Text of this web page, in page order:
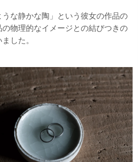
うな静かな陶」という彼女の作品の
物理的なイメージとの結びつきの
した。